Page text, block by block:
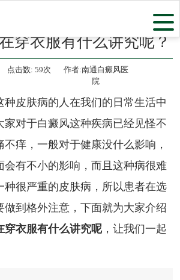
穿衣服有什么讲究呢？
点击数: 59次
作者:南通白癜风医
院
皮肤病的人在我们的日常生活中
家对于白癜风这种疾病已经见怪不
痒，一般对于健康没什么影响，
会有不小的影响，而且这种病很难
种很严重的皮肤病，所以患者在选
做到格外注意，下面就为大家介绍
穿衣服有什么讲究呢，让我们一起